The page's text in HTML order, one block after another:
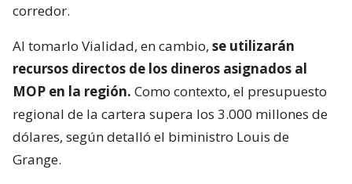
corredor.
Al tomarlo Vialidad, en cambio, se utilizarán
recursos directos de los dineros asignados al
MOP en la región. Como contexto, el presupuesto
regional de la cartera supera los 3.000 millones de
dólares, según detalló el biministro Louis de
Grange.